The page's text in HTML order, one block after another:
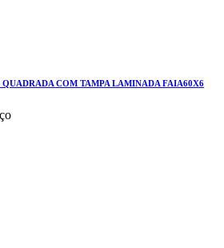
COM TAMPA LAMINADA FAIA60X6